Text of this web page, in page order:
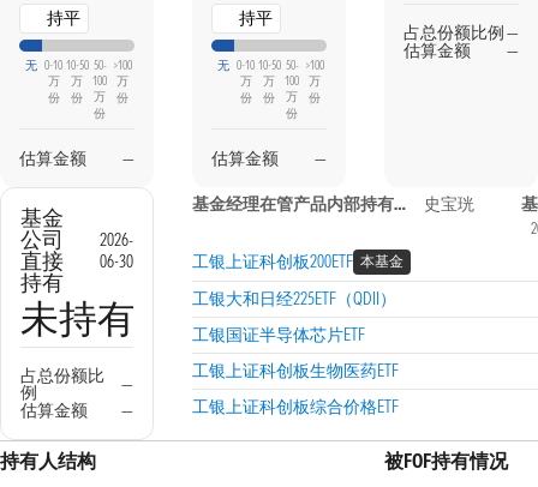
持平
无 0-10
万
份
10-50
万
份
50-
100
万
份
>100
万
份
估算金额 —
持平
无 0-10
万
份
10-50
万
份
50-
100
万
份
>100
万
份
估算金额 —
占总份额比例—
估算金额
—
基金
公司
直接
持有
2026-
06-30
未持有
占总份额比
例
—
估算金额
—
基金经理在管产品内部持有信息 史宝珖
工银上证科创板200ETF 本基金
工银大和日经225ETF（QDII）
工银国证半导体芯片ETF
工银上证科创板生物医药ETF
工银上证科创板综合价格ETF
持有人结构 被FOF持有情况